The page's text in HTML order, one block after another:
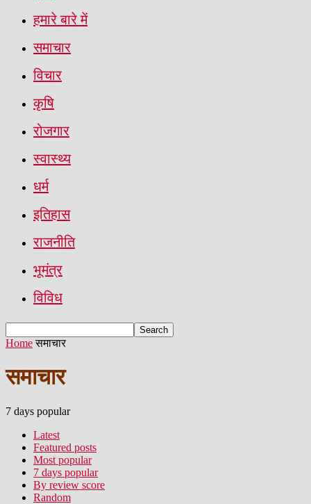
हमारे बारे में
समाचार
विचार
कृषि
रोजगार
स्वास्थ्य
धर्म
इतिहास
राजनीति
भूमंत्र
विविध
Home समाचार
समाचार
7 days popular
Latest
Featured posts
Most popular
7 days popular
By review score
Random